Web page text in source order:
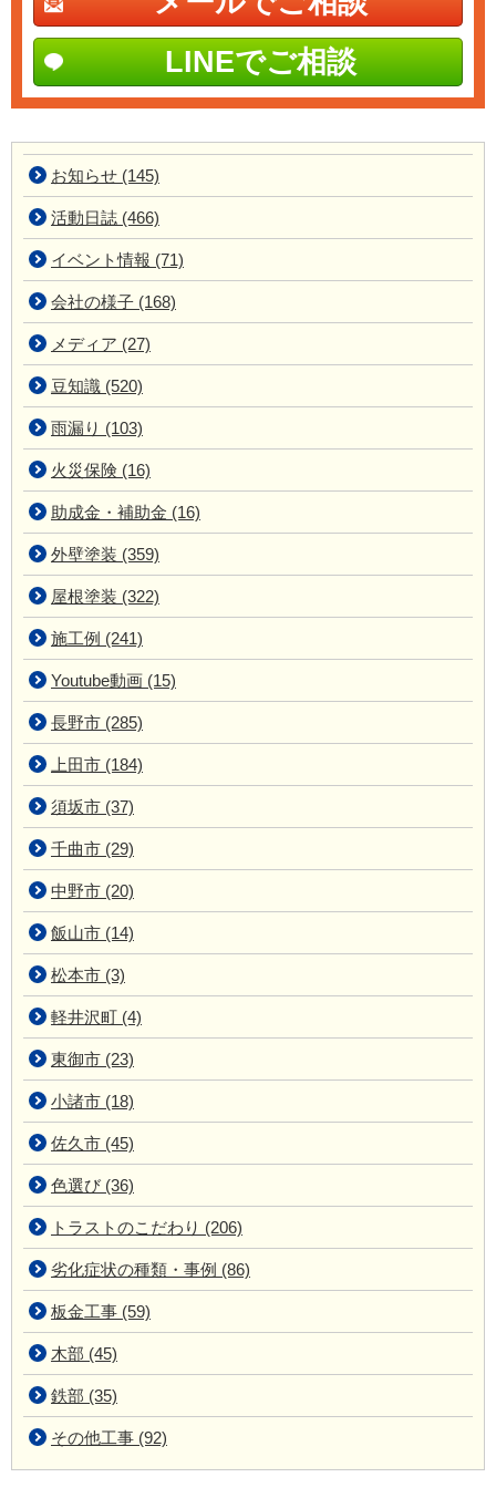
LINEでご相談
お知らせ (145)
活動日誌 (466)
イベント情報 (71)
会社の様子 (168)
メディア (27)
豆知識 (520)
雨漏り (103)
火災保険 (16)
助成金・補助金 (16)
外壁塗装 (359)
屋根塗装 (322)
施工例 (241)
Youtube動画 (15)
長野市 (285)
上田市 (184)
須坂市 (37)
千曲市 (29)
中野市 (20)
飯山市 (14)
松本市 (3)
軽井沢町 (4)
東御市 (23)
小諸市 (18)
佐久市 (45)
色選び (36)
トラストのこだわり (206)
劣化症状の種類・事例 (86)
板金工事 (59)
木部 (45)
鉄部 (35)
その他工事 (92)